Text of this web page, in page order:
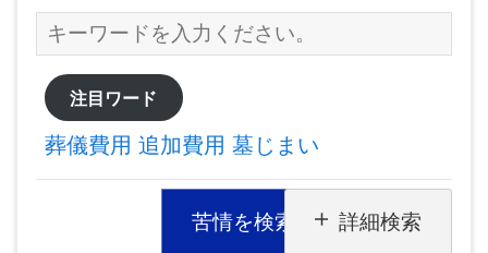
注目ワード
葬儀費用 追加費用 墓じまい
苦情を検索 詳細検索